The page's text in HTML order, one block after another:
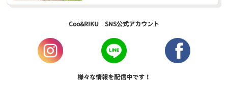
Coo&RIKU SNS公式アカウント
様々な情報を配信中です！